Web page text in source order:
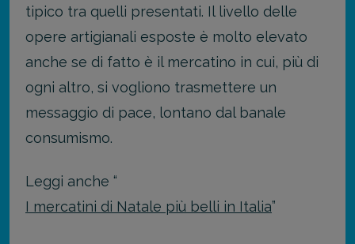
tipico tra quelli presentati. Il livello delle
opere artigianali esposte è molto elevato
anche se di fatto è il mercatino in cui, più di
ogni altro, si vogliono trasmettere un
messaggio di pace, lontano dal banale
consumismo.
Leggi anche “
I mercatini di Natale più belli in Italia”